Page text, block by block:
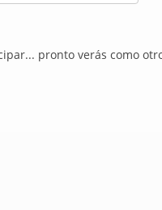
pronto verás como